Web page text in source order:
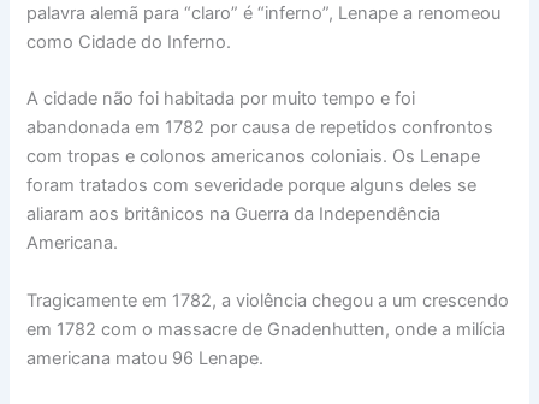
palavra alemã para “claro” é “inferno”, Lenape a renomeou
como Cidade do Inferno.
A cidade não foi habitada por muito tempo e foi
abandonada em 1782 por causa de repetidos confrontos
com tropas e colonos americanos coloniais. Os Lenape
foram tratados com severidade porque alguns deles se
aliaram aos britânicos na Guerra da Independência
Americana.
Tragicamente em 1782, a violência chegou a um crescendo
em 1782 com o massacre de Gnadenhutten, onde a milícia
americana matou 96 Lenape.